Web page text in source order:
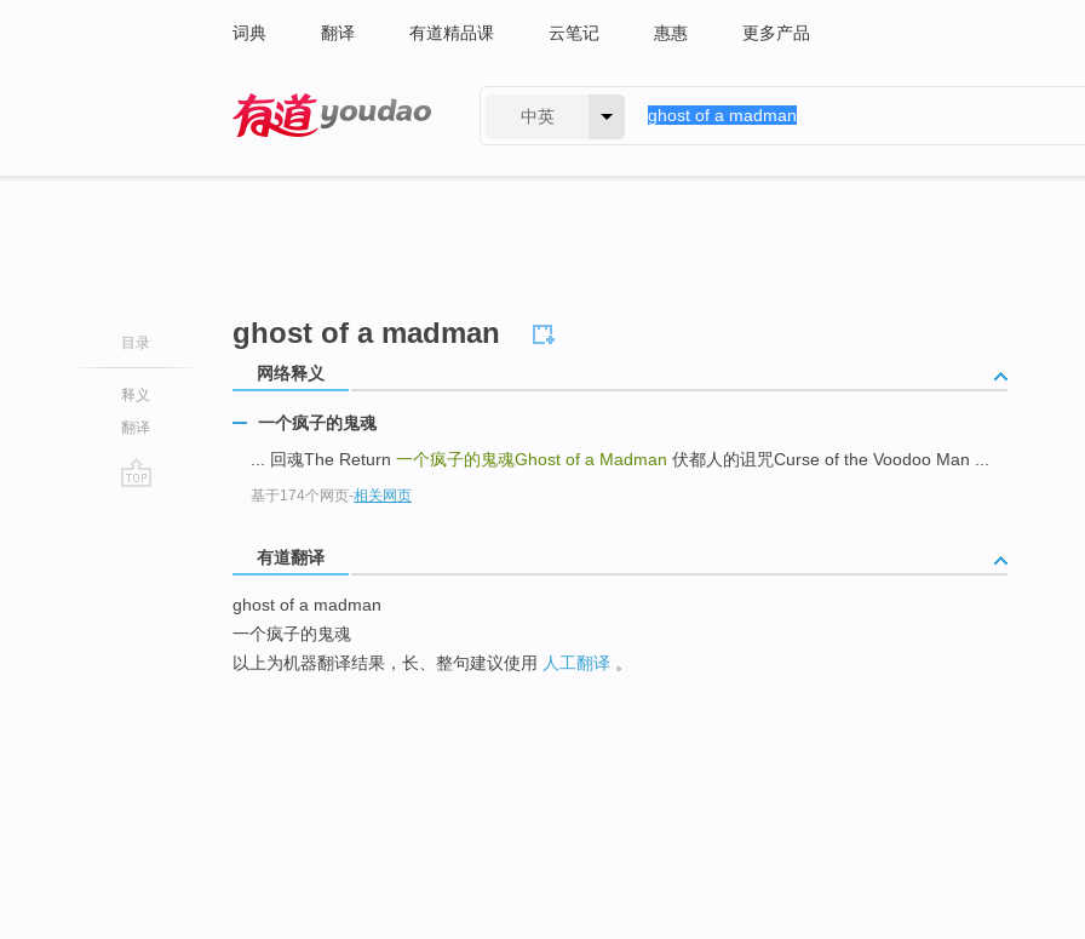
词典 翻译 有道精品课 云笔记 惠惠 更多产品
中英
目录
释义
翻译
ghost of a madman
网络释义
一个疯子的鬼魂
... 回魂The Return 一个疯子的鬼魂Ghost of a Madman 伏都人的诅咒Curse of the Voodoo Man ...
基于174个网页-相关网页
有道翻译
ghost of a madman
一个疯子的鬼魂
以上为机器翻译结果，长、整句建议使用 人工翻译 。